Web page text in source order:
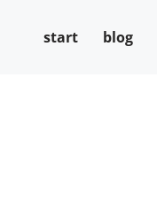
start blog